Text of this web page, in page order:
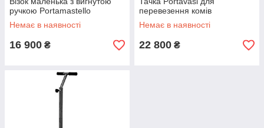
ручкою Portamastello
Немає в наявності
16 900 ₴
перевезення комів
Немає в наявності
22 800 ₴